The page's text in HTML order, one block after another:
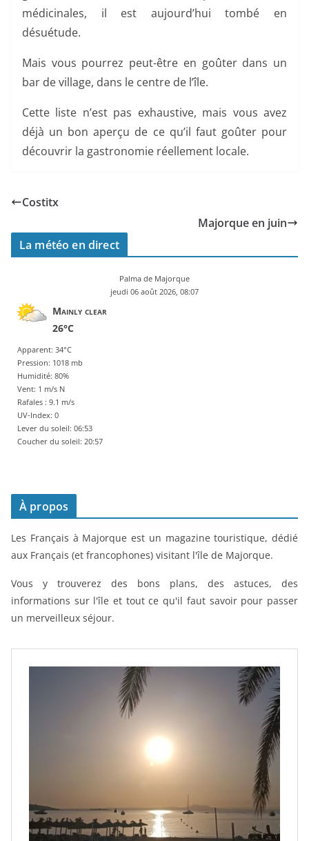
médicinales, il est aujourd’hui tombé en
désuétude.
Mais vous pourrez peut-être en goûter dans un
bar de village, dans le centre de l’île.
Cette liste n’est pas exhaustive, mais vous avez
déjà un bon aperçu de ce qu’il faut goûter pour
découvrir la gastronomie réellement locale.
Costitx
Majorque en juin
La météo en direct
Palma de Majorque
jeudi 06 août 2026, 08:07
Mainly clear
26°C
Apparent: 34°C
Pression: 1018 mb
Humidité: 80%
Vent: 1 m/s N
Rafales : 9.1 m/s
UV-Index: 0
Lever du soleil: 06:53
Coucher du soleil: 20:57
À propos
Les Français à Majorque est un magazine touristique, dédié
aux Français (et francophones) visitant l'île de Majorque.
Vous y trouverez des bons plans, des astuces, des
informations sur l'île et tout ce qu'il faut savoir pour passer
un merveilleux séjour.